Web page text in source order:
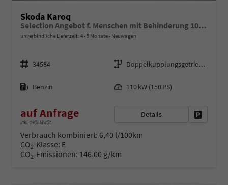
Skoda Karoq
Selection Angebot f. Menschen mit Behinderung 100%! 1.5 TSI 150PS DSG, 16"Alu, Climatronic, Dachreling, M-Lederlenkrad, LED-Scheinwerfer, Tempomat, Parksensoren hinten, Virtual Cockpit 8", SunSet, Infotainment 8" + Wireless SmartLink
unverbindliche Lieferzeit: 4 - 5 Monate Neuwagen
Fahrzeugnr.
34584
Getriebe
Doppelkupplungsgetriebe (DSG)
Kraftstoff
Benzin 110 kW (150 PS)
auf Anfrage
inkl. 19% MwSt.
Details
Verbrauch kombiniert: 6,40 l/100km
CO2-Klasse: E
CO2-Emissionen: 146,00 g/km